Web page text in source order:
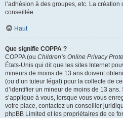
l’adhésion à des groupes, etc. La
conseillée.
Haut
Que signifie COPPA ?
COPPA (ou Children’s Online Privacy
États-Unis qui dit que les sites Internet
mineurs de moins de 13 ans doivent
(ou d’un tuteur légal) pour la collecte de
d’identifier un mineur de moins de 13 ans.
s’applique à vous, lorsque vous vous
votre place, contactez un conseiller
phpBB Limited et les propriétaires de ce